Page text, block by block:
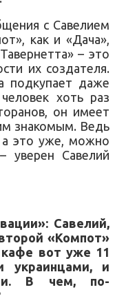
с Савелием
как и «Дача»,
– это
их создателя.
подкупает даже
хоть раз
он имеет
знакомым. Ведь
а это уже, можно
уверен Савелий
Савелий,
«Компот»
вот уже 11
украинцами, и
В чем, по-